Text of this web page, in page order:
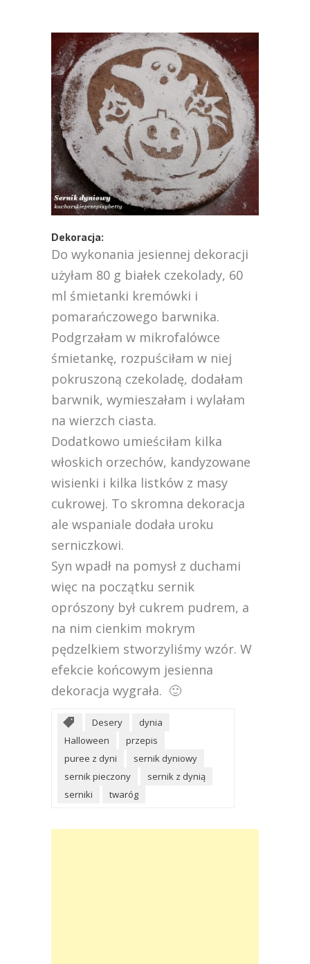
Dekoracja:
Do wykonania jesiennej dekoracji
użyłam 80 g białek czekolady, 60
ml śmietanki kremówki i
pomarańczowego barwnika.
Podgrzałam w mikrofalówce
śmietankę, rozpuściłam w niej
pokruszoną czekoladę, dodałam
barwnik, wymieszałam i wylałam
na wierzch ciasta.
Dodatkowo umieściłam kilka
włoskich orzechów, kandyzowane
wisienki i kilka listków z masy
cukrowej. To skromna dekoracja
ale wspaniale dodała uroku
serniczkowi.
Syn wpadł na pomysł z duchami
więc na początku sernik
oprószony był cukrem pudrem, a
na nim cienkim mokrym
pędzelkiem stworzyliśmy wzór. W
efekcie końcowym jesienna
dekoracja wygrała. 🙂
Desery
dynia
Halloween
przepis
puree z dyni
sernik dyniowy
sernik pieczony
sernik z dynią
serniki
twaróg